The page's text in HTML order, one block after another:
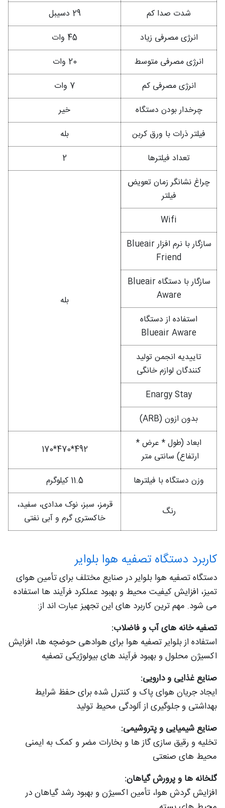
شدت صدا کم
29 دسیبل
انرژی مصرفی زیاد
45 وات
انرژی مصرفی متوسط
20 وات
انرژی مصرفی کم
7 وات
چرخدار بودن دستگاه
خیر
فیلتر ذرات با ورق کربن
بله
تعداد فیلترها
2
چراغ نشانگر زمان تعویض
فیلتر
بله
Wifi
سازگار با نرم افزار Blueair
Friend
سازگار با دستگاه Blueair
Aware
استفاده از دستگاه
Blueair Aware
تاییدیه انجمن تولید
کنندگان لوازم خانگی
Enargy Stay
بدون ازون (ARB)
ابعاد (طول * عرض *
ارتفاع) سانتی متر
170*470*492
وزن دستگاه با فیلترها 11.5 کیلوگرم
رنگ
قرمز، سبز، نوک مدادی، سفید،
خاکستری گرم و آبی نفتی
کاربرد دستگاه تصفیه هوا بلوایر
دستگاه تصفیه هوا بلوایر در صنایع مختلف برای تأمین هوای
تمیز، افزایش کیفیت محیط و بهبود عملکرد فرآیند ها استفاده
می‌ شود. مهم‌ ترین کاربرد های این تجهیز عبارت‌ اند از:
تصفیه‌ خانه‌ های آب و فاضلاب:
استفاده از بلوایر تصفیه هوا برای هوادهی حوضچه‌ ها، افزایش
اکسیژن محلول و بهبود فرآیند های بیولوژیکی تصفیه
صنایع غذایی و دارویی:
ایجاد جریان هوای پاک و کنترل‌ شده برای حفظ شرایط
بهداشتی و جلوگیری از آلودگی محیط تولید
صنایع شیمیایی و پتروشیمی:
تخلیه و رقیق‌ سازی گاز ها و بخارات مضر و کمک به ایمنی
محیط‌ های صنعتی
گلخانه‌ ها و پرورش گیاهان:
افزایش گردش هوا، تأمین اکسیژن و بهبود رشد گیاهان در